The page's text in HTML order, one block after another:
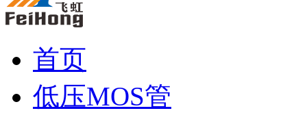
首页
低压MOS管